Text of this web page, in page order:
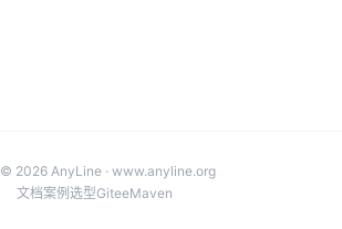
© 2026 AnyLine · www.anyline.org
文档案例 选型GiteeMaven